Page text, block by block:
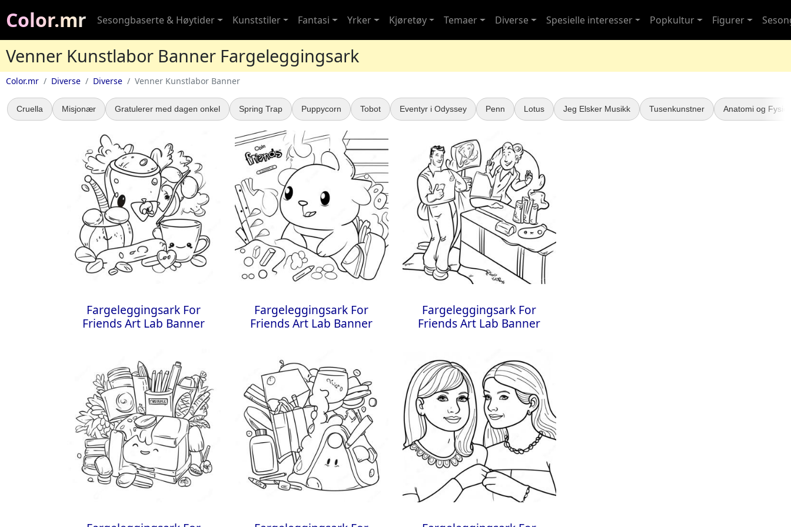
Color.mr Sesongbaserte & Høytider Kunststiler Fantasi Yrker Kjøretøy Temaer Diverse Spesielle interesser Popkultur Figurer
Venner Kunstlabor Banner Fargeleggingsark
Color.mr Diverse Diverse Venner Kunstlabor Banner
Cruella Misjonær Gratulerer med dagen onkel Spring Trap Puppycorn Tobot Eventyr i Odyssey Penn Lotus Jeg Elsker Musikk Tusenkunstner Anatomi og
Fargeleggingsark For
Friends Art Lab Banner
Fargeleggingsark For
Friends Art Lab Banner
Fargeleggingsark For
Friends Art Lab Banner